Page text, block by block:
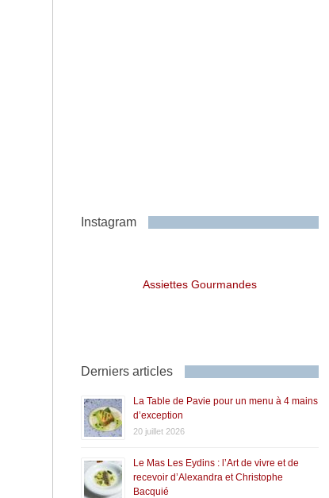
Instagram
Assiettes Gourmandes
Derniers articles
La Table de Pavie pour un menu à 4 mains
d’exception
20 juillet 2026
Le Mas Les Eydins : l’Art de vivre et de
recevoir d’Alexandra et Christophe
Bacquié